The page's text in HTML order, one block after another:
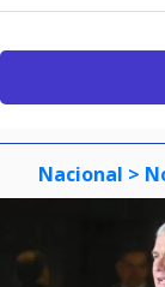
Nacional >